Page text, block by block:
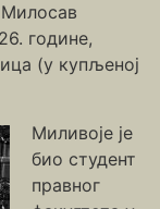
године,
(у купљеној
Миливоје је
био студент
правног